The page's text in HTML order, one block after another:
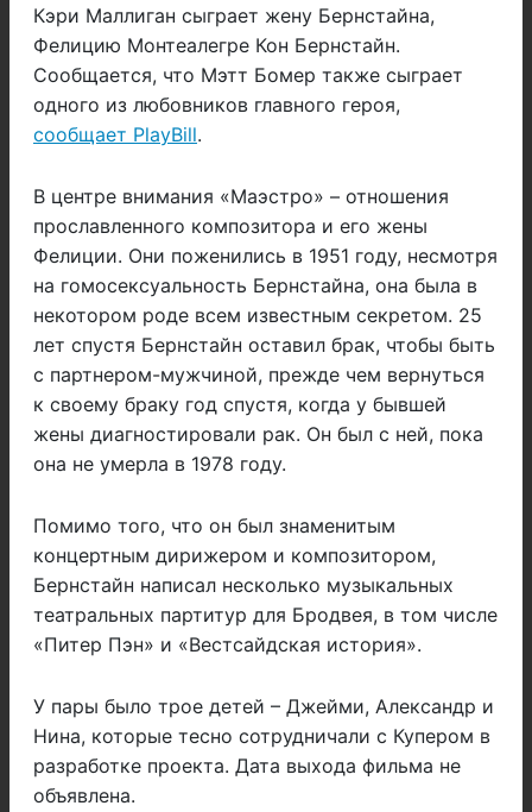
Кэри Маллиган сыграет жену Бернстайна,
Фелицию Монтеалегре Кон Бернстайн.
Сообщается, что Мэтт Бомер также сыграет
одного из любовников главного героя,
сообщает PlayBill.
В центре внимания «Маэстро» – отношения
прославленного композитора и его жены
Фелиции. Они поженились в 1951 году, несмотря
на гомосексуальность Бернстайна, она была в
некотором роде всем известным секретом. 25
лет спустя Бернстайн оставил брак, чтобы быть
с партнером-мужчиной, прежде чем вернуться
к своему браку год спустя, когда у бывшей
жены диагностировали рак. Он был с ней, пока
она не умерла в 1978 году.
Помимо того, что он был знаменитым
концертным дирижером и композитором,
Бернстайн написал несколько музыкальных
театральных партитур для Бродвея, в том числе
«Питер Пэн» и «Вестсайдская история».
У пары было трое детей – Джейми, Александр и
Нина, которые тесно сотрудничали с Купером в
разработке проекта. Дата выхода фильма не
объявлена.